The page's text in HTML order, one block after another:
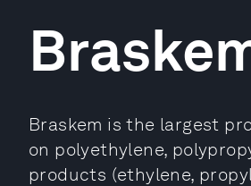
Braskem is the largest
on polyethylene,
products (ethylene,